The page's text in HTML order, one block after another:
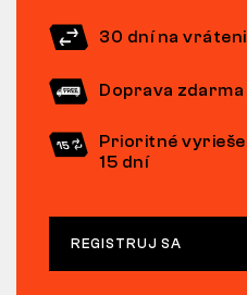
30 dní na
Doprava
Prioritné
15 dní
REGISTRUJ SA